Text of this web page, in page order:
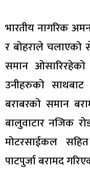
भारतीय नागरिक
र बोहराले चलाएको
समान ओसारिरहेको
उनीहरुको
बराबरको समान
बालुवाटार नजिक
मोटरसाईकल
पाटपुर्जा बरामद